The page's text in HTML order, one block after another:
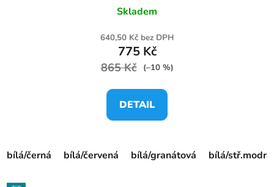
Skladem
640,50 Kč bez DPH
775 Kč
865 Kč (–10 %)
DETAIL
bílá/černá bílá/červená bílá/granátová bílá/stř.modrá